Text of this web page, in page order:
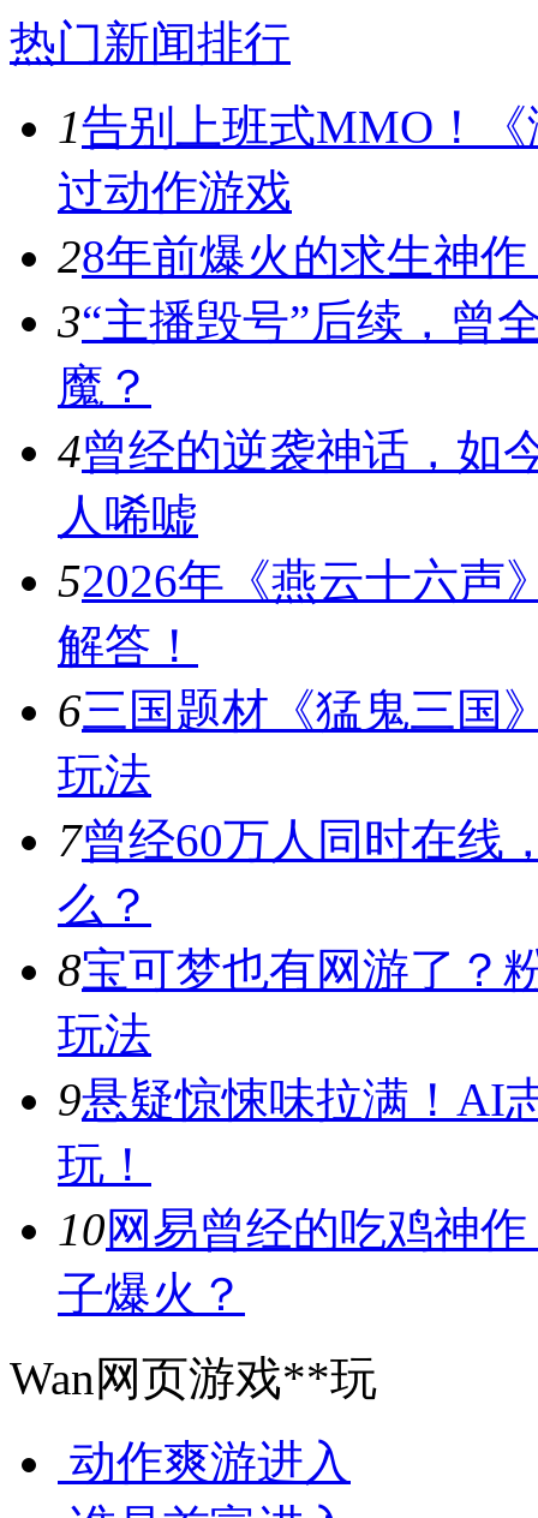
热门新闻排行
1告别上班式MMO！
过动作游戏
28年前爆火的求生神
3“主播毁号”后续，曾
魔？
4曾经的逆袭神话，如
人唏嘘
52026年《燕云十六声
解答！
6三国题材《猛鬼三国
玩法
7曾经60万人同时在线
么？
8宝可梦也有网游了？
玩法
9悬疑惊悚味拉满！AI
玩！
10网易曾经的吃鸡神
子爆火？
Wan网页游戏**玩
动作爽游进入